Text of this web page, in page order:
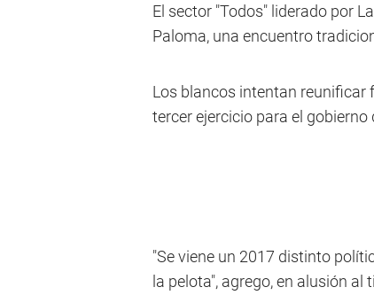
El sector "Todos" liderado por
Paloma, una encuentro
Los blancos intentan reunificar
tercer ejercicio para el gobierno
"Se viene un 2017 distinto
la pelota", agrego, en alusión